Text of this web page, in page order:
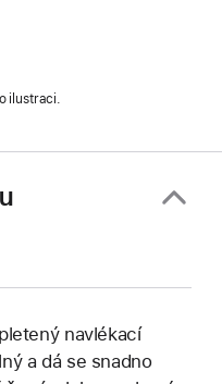
ilustraci.
navlékací
a dá se snadno